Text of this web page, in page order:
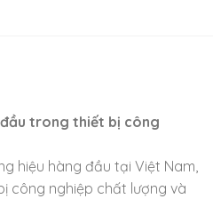
trong thiết bị công
hiệu hàng đầu tại Việt Nam,
công nghiệp chất lượng và